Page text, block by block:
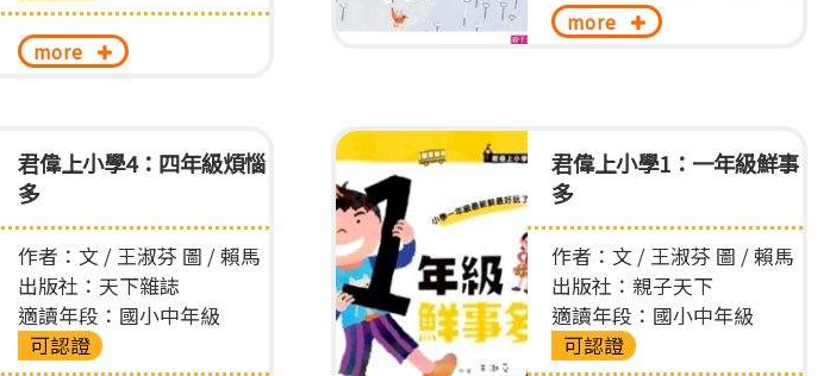
more
more
君偉上小學4：四年級煩惱
多
作者：文 / 王淑芬 圖 / 賴馬
出版社：天下雜誌
適讀年段：國小中年級
可認證
君偉上小學1：一年級鮮事
多
作者：文 / 王淑芬 圖 / 賴馬
出版社：親子天下
適讀年段：國小中年級
可認證